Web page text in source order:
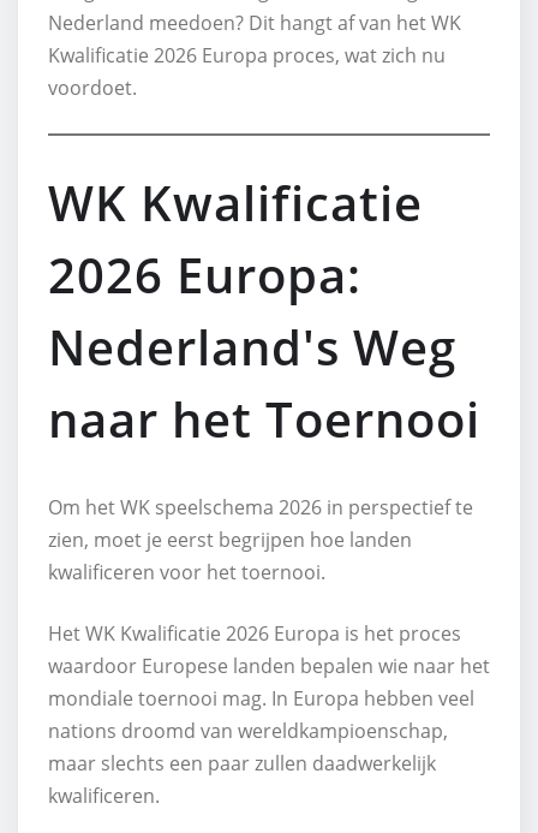
Nederland meedoen? Dit hangt af van het WK
Kwalificatie 2026 Europa proces, wat zich nu
voordoet.
WK Kwalificatie
2026 Europa:
Nederland's Weg
naar het Toernooi
Om het WK speelschema 2026 in perspectief te
zien, moet je eerst begrijpen hoe landen
kwalificeren voor het toernooi.
Het WK Kwalificatie 2026 Europa is het proces
waardoor Europese landen bepalen wie naar het
mondiale toernooi mag. In Europa hebben veel
nations droomd van wereldkampioenschap,
maar slechts een paar zullen daadwerkelijk
kwalificeren.